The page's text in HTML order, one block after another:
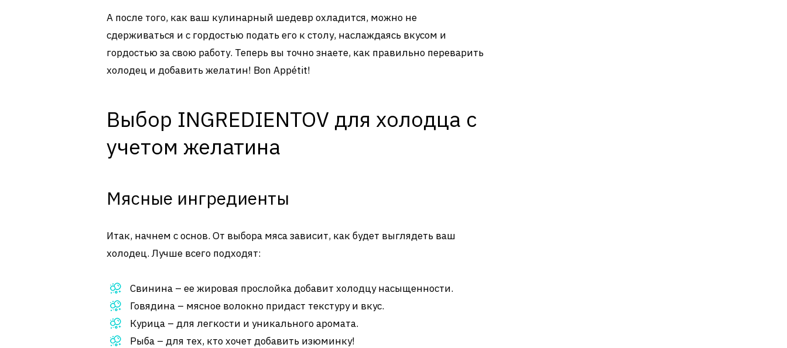
А после того, как ваш кулинарный шедевр охладится, можно не
сдерживаться и с гордостью подать его к столу, наслаждаясь вкусом и
гордостью за свою работу. Теперь вы точно знаете, как правильно переварить
холодец и добавить желатин! Bon Appétit!
Выбор INGREDIENTOV для холодца с
учетом желатина
Мясные ингредиенты
Итак, начнем с основ. От выбора мяса зависит, как будет выглядеть ваш
холодец. Лучше всего подходят:
Свинина – ее жировая прослойка добавит холодцу насыщенности.
Говядина – мясное волокно придаст текстуру и вкус.
Курица – для легкости и уникального аромата.
Рыба – для тех, кто хочет добавить изюминку!